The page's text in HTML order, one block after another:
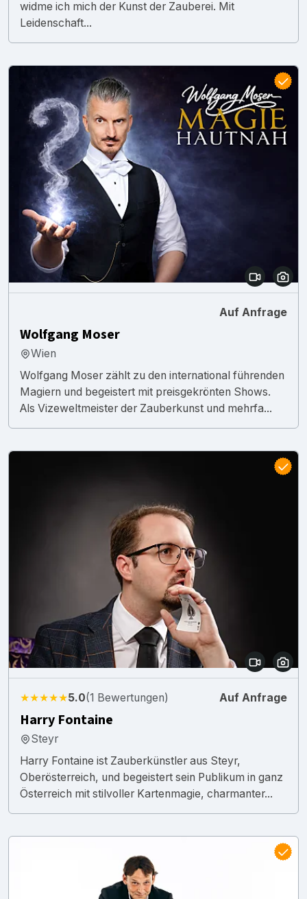
widme ich mich der Kunst der Zauberei. Mit
Leidenschaft...
Auf Anfrage
Wolfgang Moser
Wien
Wolfgang Moser zählt zu den international führenden
Magiern und begeistert mit preisgekrönten Shows.
Als Vizeweltmeister der Zauberkunst und mehrfa...
★★★★★5.0(1 Bewertungen) Auf Anfrage
Harry Fontaine
Steyr
Harry Fontaine ist Zauberkünstler aus Steyr,
Oberösterreich, und begeistert sein Publikum in ganz
Österreich mit stilvoller Kartenmagie, charmanter...